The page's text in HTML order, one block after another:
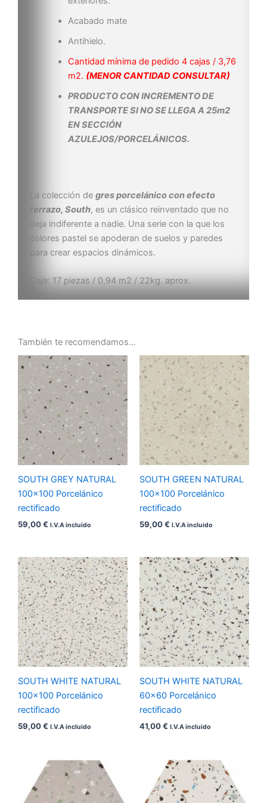
Acabado mate
Antihielo.
Cantidad mínima de pedido 4 cajas / 3,76
m2. (MENOR CANTIDAD CONSULTAR)
PRODUCTO CON INCREMENTO DE
TRANSPORTE SI NO SE LLEGA A 25m2
EN SECCIÓN
AZULEJOS/PORCELÁNICOS.
La colección de gres porcelánico con efecto
terrazo, South, es un clásico reinventado que no
deja indiferente a nadie. Una serie con la que los
colores pastel se apoderan de suelos y paredes
para crear espacios dinámicos.
Caja: 17 piezas / 0,94 m2 / 22kg. aprox.
También te recomendamos…
SOUTH GREY NATURAL
100×100 Porcelánico
rectificado
59,00€ I.V.A incluido
SOUTH GREEN NATURAL
100×100 Porcelánico
rectificado
59,00€ I.V.A incluido
SOUTH WHITE NATURAL
100×100 Porcelánico
rectificado
59,00€ I.V.A incluido
SOUTH WHITE NATURAL
60×60 Porcelánico
rectificado
41,00€ I.V.A incluido